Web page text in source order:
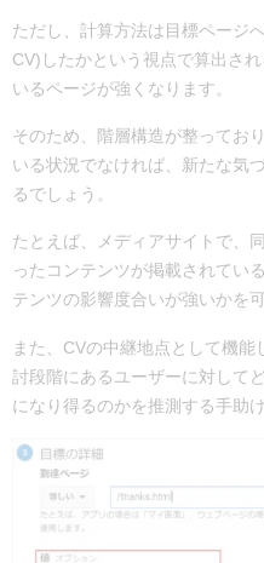
ただし、計算方法は目標ページ
CV)したかという視点で算出さ
いるページが強くなります。
そのため、階層構造が整ってお
いる状況でなければ、新たな気
るでしょう。
たとえば、メディアサイトで、
ったコンテンツが掲載されてい
テンツの影響度合いが強いかを
また、CVの中継地点として機
討段階にあるユーザーに対して
になり得るのかを推測する手助